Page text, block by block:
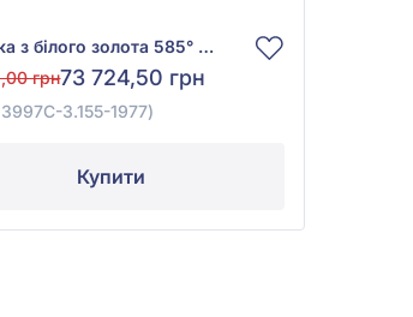
Каблучка з білого золота 585° з діамантом 0,58ct, арт. R33997C-3.155-1977
грн73 724,50 грн
3.155-1977)
Купити